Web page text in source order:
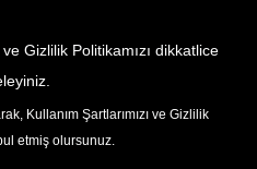
Gizlilik Politikamızı dikkatlice
Kullanım Şartlarımızı ve Gizlilik
etmiş olursunuz.